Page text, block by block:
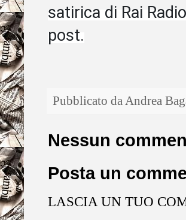
satirica di Rai
post.
Pubblicato daAndrea
Nessun
Posta un
LASCIA UN TUO